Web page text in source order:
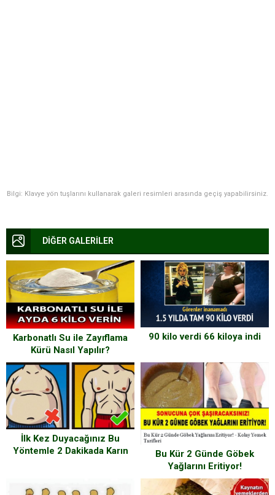
Bilgi: Klavye yön tuşlarını kullanarak galeri resimleri arasında geçiş yapabilirsiniz.
DİĞER GALERİLER
Karbonatlı Su ile Zayıflama
Kürü Nasıl Yapılır?
90 kilo verdi 66 kiloya indi
İlk Kez Duyacağınız Bu
Yöntemle 2 Dakikada Karın
Bu Kür 2 Günde Göbek
Yağlarını Eritiyor!